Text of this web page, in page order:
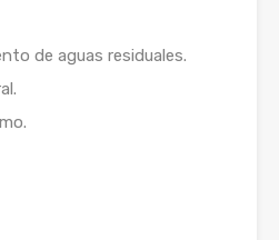
de aguas residuales.